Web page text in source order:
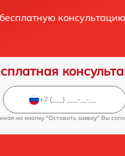
консультацию
на кнопку "Оставить заявку" Вы